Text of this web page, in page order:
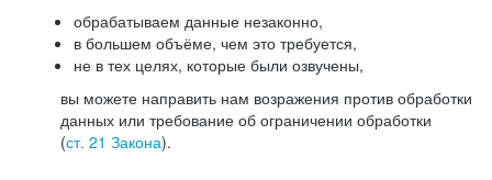
обрабатываем данные незаконно,
в большем объёме, чем это требуется,
не в тех целях, которые были озвучены,
вы можете направить нам возражения против обработки
данных или требование об ограничении обработки
(ст. 21 Закона).